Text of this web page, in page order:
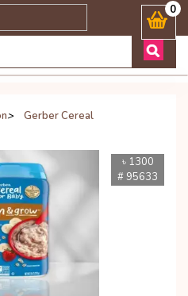
করুনঃ ( Whatsapp ) 0
> Gerber Cereal
৳ 1300
# 95633